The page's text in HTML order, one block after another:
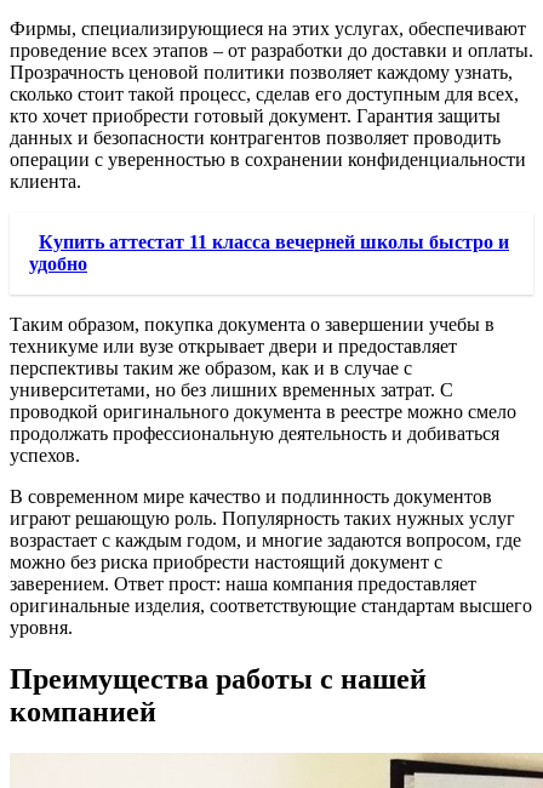
Фирмы, специализирующиеся на этих услугах, обеспечивают
проведение всех этапов – от разработки до доставки и оплаты.
Прозрачность ценовой политики позволяет каждому узнать,
сколько стоит такой процесс, сделав его доступным для всех,
кто хочет приобрести готовый документ. Гарантия защиты
данных и безопасности контрагентов позволяет проводить
операции с уверенностью в сохранении конфиденциальности
клиента.
Купить аттестат 11 класса вечерней школы быстро и
удобно
Таким образом, покупка документа о завершении учебы в
техникуме или вузе открывает двери и предоставляет
перспективы таким же образом, как и в случае с
университетами, но без лишних временных затрат. С
проводкой оригинального документа в реестре можно смело
продолжать профессиональную деятельность и добиваться
успехов.
В современном мире качество и подлинность документов
играют решающую роль. Популярность таких нужных услуг
возрастает с каждым годом, и многие задаются вопросом, где
можно без риска приобрести настоящий документ с
заверением. Ответ прост: наша компания предоставляет
оригинальные изделия, соответствующие стандартам высшего
уровня.
Преимущества работы с нашей
компанией